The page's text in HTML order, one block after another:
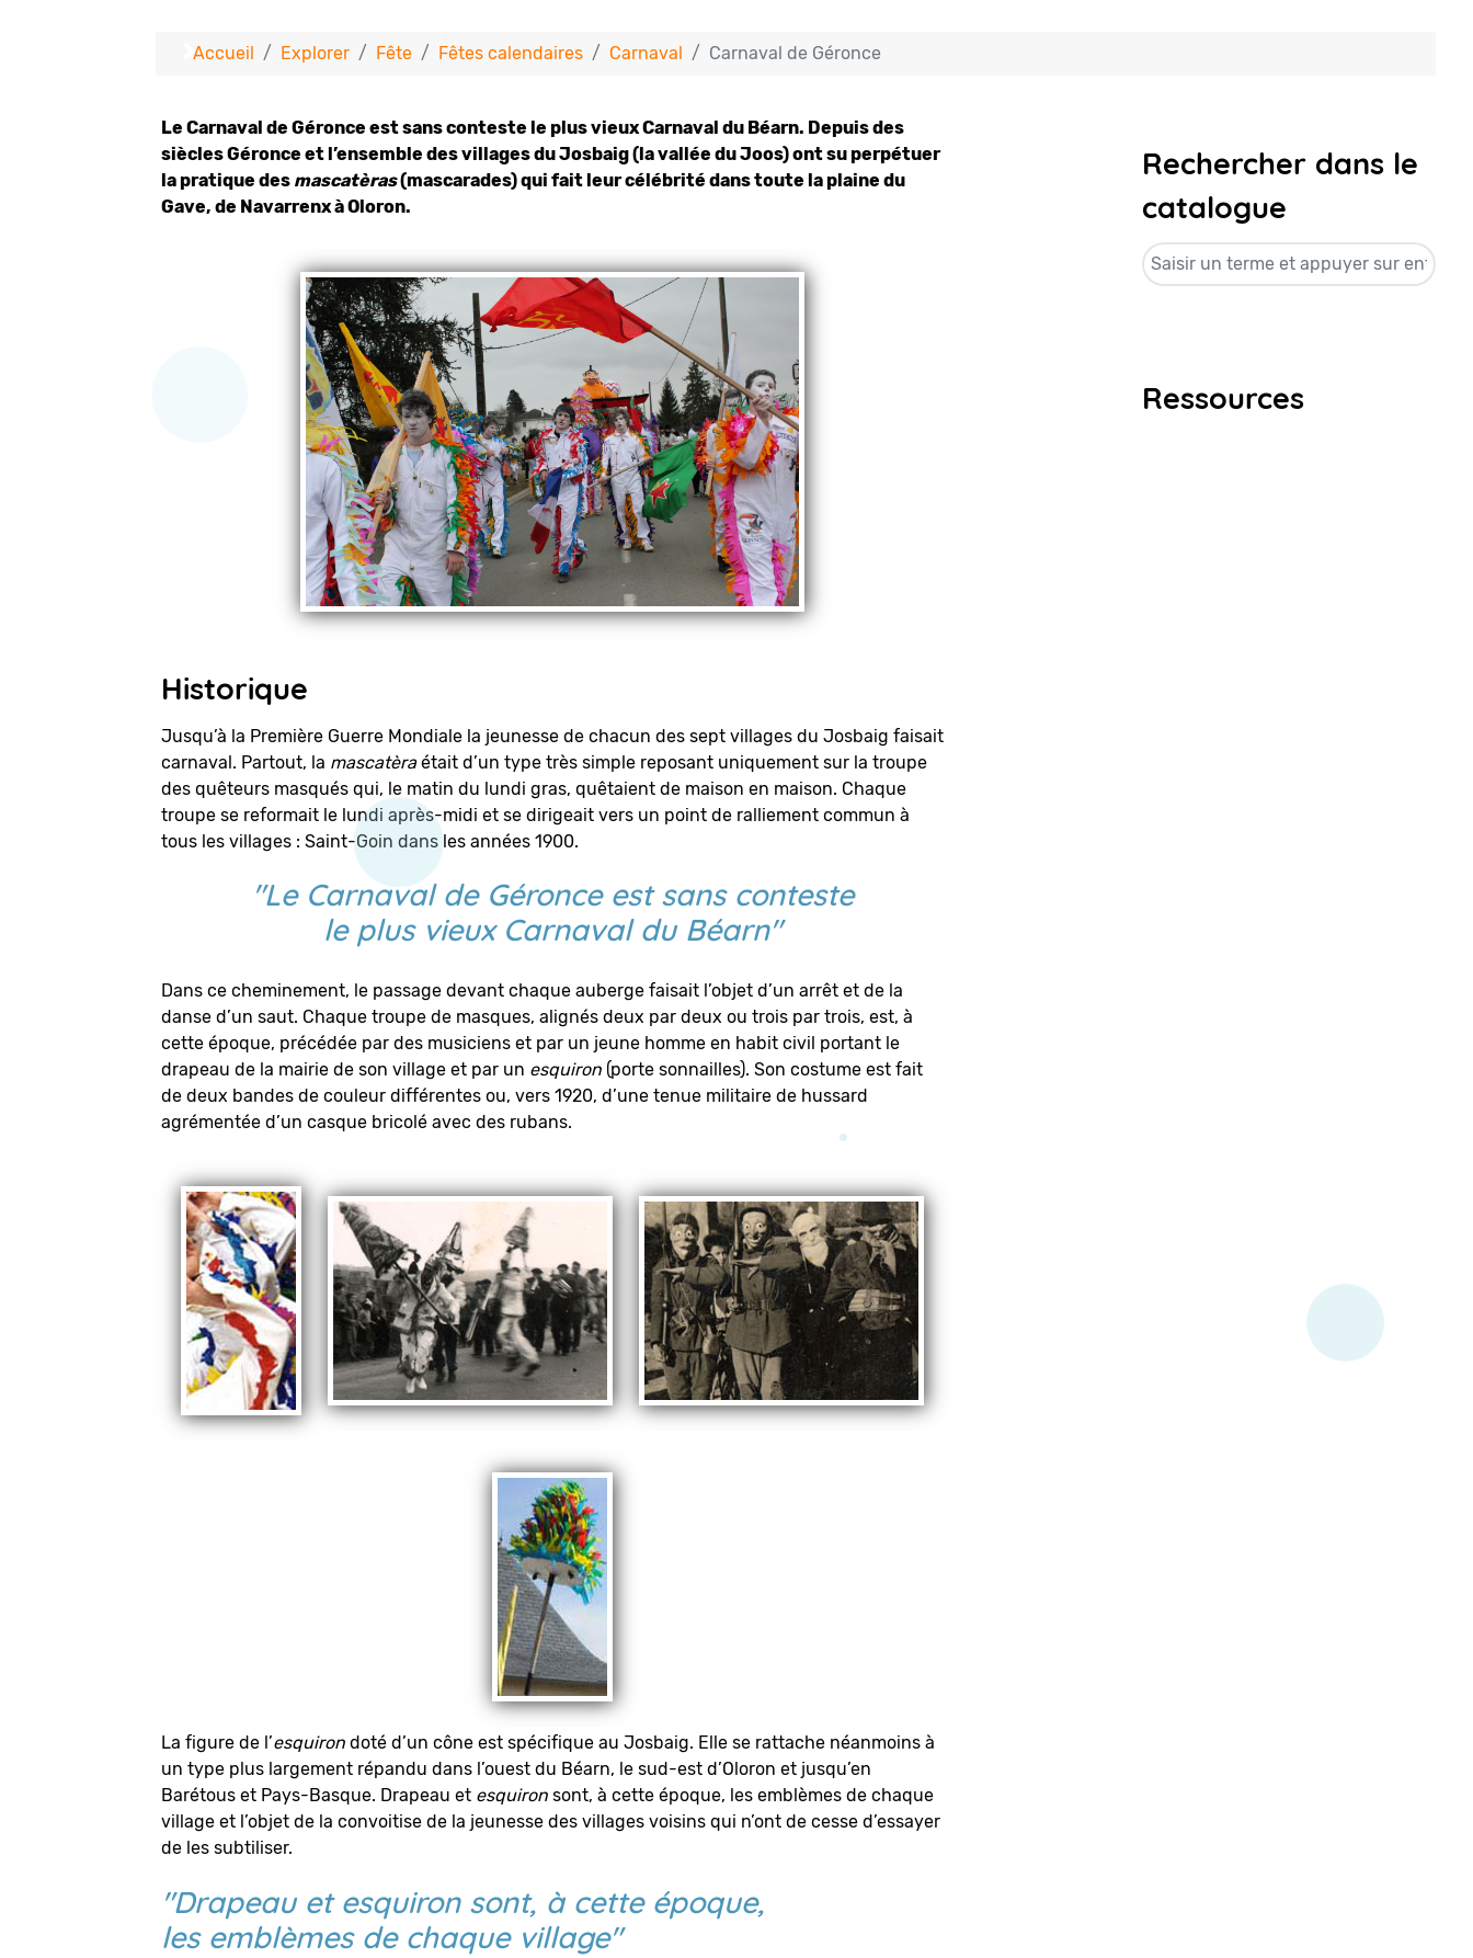
Accueil Explorer Fête Fêtes calendaires Carnaval Carnaval de Géronce
Le Carnaval de Géronce est sans conteste le plus vieux Carnaval du Béarn. Depuis des
siècles Géronce et l’ensemble des villages du Josbaig (la vallée du Joos) ont su perpétuer
la pratique des mascatèras(mascarades) qui fait leur célébrité dans toute la plaine du
Gave, de Navarrenx à Oloron.
Historique
Jusqu’à la Première Guerre Mondiale la jeunesse de chacun des sept villages du Josbaig faisait
carnaval. Partout, la mascatèraétait d’un type très simple reposant uniquement sur la troupe
des quêteurs masqués qui, le matin du lundi gras, quêtaient de maison en maison. Chaque
troupe se reformait le lundi après-midi et se dirigeait vers un point de ralliement commun à
tous les villages : Saint-Goin dans les années 1900.
"Le Carnaval de Géronce est sans conteste
le plus vieux Carnaval du Béarn"
Dans ce cheminement, le passage devant chaque auberge faisait l’objet d’un arrêt et de la
danse d’un saut. Chaque troupe de masques, alignés deux par deux ou trois par trois, est, à
cette époque, précédée par des musiciens et par un jeune homme en habit civil portant le
drapeau de la mairie de son village et par un esquiron(porte sonnailles). Son costume est fait
de deux bandes de couleur différentes ou, vers 1920, d’une tenue militaire de hussard
agrémentée d’un casque bricolé avec des rubans.
La figure de l’esquirondoté d’un cône est spécifique au Josbaig. Elle se rattache néanmoins à
un type plus largement répandu dans l’ouest du Béarn, le sud-est d’Oloron et jusqu’en
Barétous et Pays-Basque. Drapeau et esquironsont, à cette époque, les emblèmes de chaque
village et l’objet de la convoitise de la jeunesse des villages voisins qui n’ont de cesse d’essayer
de les subtiliser.
"Drapeau et esquironsont, à cette époque,
les emblèmes de chaque village"
Rechercher dans le
catalogue
Ressources